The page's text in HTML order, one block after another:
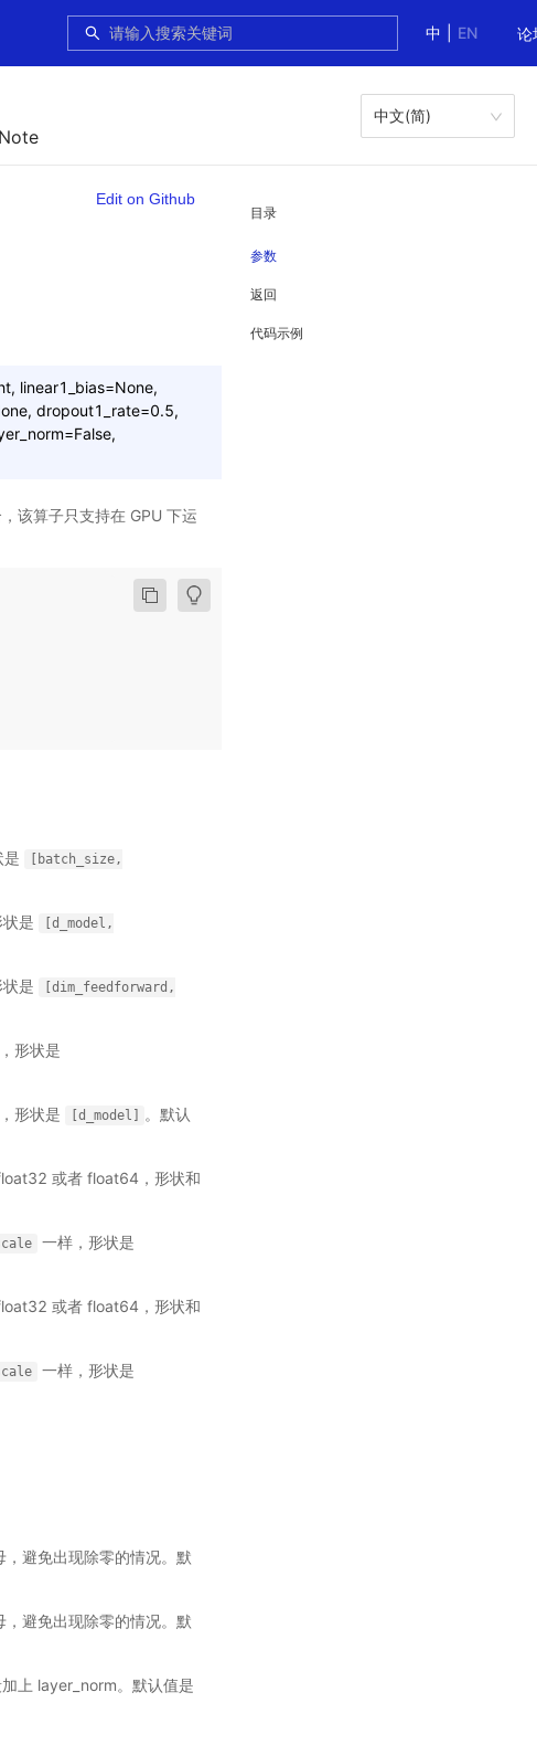
中
EN 论
中文(简)
目录
参数
返回
代码示例
Edit on Github
linear1_bias=None,
dropout1_rate=0.5,
该算子只支持在 GPU 下运
[batch_size,
是
[d_model,
是
[dim_feedforward,
形状是
形状是 [d_model]
。默认
或者 float64，形状和
一样，形状是
或者 float64，形状和
一样，形状是
避免出现除零的情况。默
避免出现除零的情况。默
上 layer_norm。默认值是